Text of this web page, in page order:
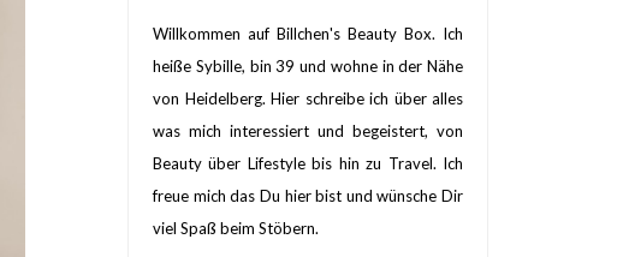
Willkommen auf Billchen's Beauty Box. Ich
heiße Sybille, bin 39 und wohne in der Nähe
von Heidelberg. Hier schreibe ich über alles
was mich interessiert und begeistert, von
Beauty über Lifestyle bis hin zu Travel. Ich
freue mich das Du hier bist und wünsche Dir
viel Spaß beim Stöbern.